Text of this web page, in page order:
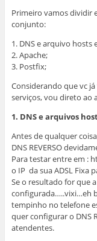
Primeiro vamos dividir
conjunto:
1. DNS e arquivo hosts
2. Apache;
3. Postfix;
Considerando que vc
serviços, vou direto ao
1. DNS e arquivos
Antes de qualquer
DNS REVERSO
Para testar entre em :
o IP da sua ADSL Fixa
Se o resultado for que
configurada…..vixi…eh
tempinho no telefone
quer configurar o DNS
atendentes.